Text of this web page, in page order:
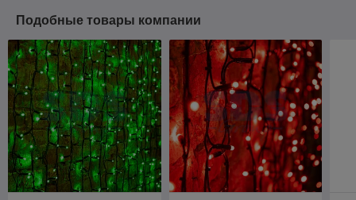
Подобные товары компании